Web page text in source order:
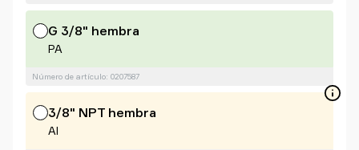
G 3/8" hembra
PA
Número de artículo: 0207587
3/8" NPT hembra
Al